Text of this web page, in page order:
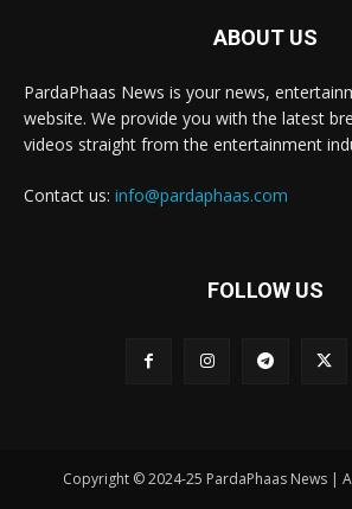
ABOUT US
PardaPhaas News is your news,
website. We provide you with the latest
videos straight from the entertainment
Contact us: info@pardaphaas.com
FOLLOW US
Copyright © 2024-25 PardaPhaas News |